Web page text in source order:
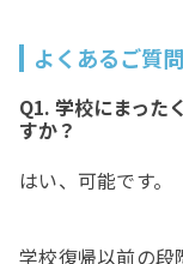
よくあるご質問
Q1. 学校にまった
すか？
はい、可能です。
学校復帰以前の段